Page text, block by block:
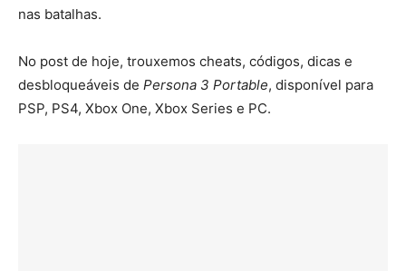
nas batalhas.
No post de hoje, trouxemos cheats, códigos, dicas e
desbloqueáveis de Persona 3 Portable, disponível para
PSP, PS4, Xbox One, Xbox Series e PC.